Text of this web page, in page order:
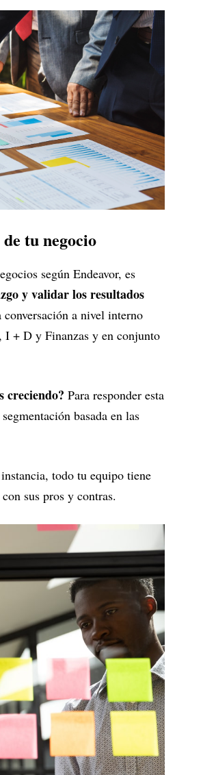
tu negocio
según Endeavor, es
y validar los resultados
a nivel interno
I + D y Finanzas y en conjunto
creciendo? Para responder esta
basada en las
todo tu equipo tiene
sus pros y contras.